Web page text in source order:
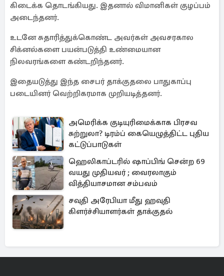
கிடைக்க தொடங்கியது. இதனால் விமானிகள் குழப்பம்
அடைந்தனர்.
உடனே சுதாரித்துக்கொண்ட அவர்கள் அவசரகால
சிக்னல்களை பயன்படுத்தி உண்மையான
நிலவரங்களை கண்டறிந்தனர்.
இதையடுத்து இந்த சைபர் தாக்குதலை பாதுகாப்பு
படையினர் வெற்றிகரமாக முறியடித்தனர்.
அமெரிக்க குடியுரிமைக்காக பிரசவ
சுற்றுலா? டிரம்ப் கையெழுத்திட்ட புதிய
கட்டுப்பாடுகள்
ஹெலிகாப்டரில் ஷாப்பிங் சென்ற 69
வயது முதியவர் ; வைரலாகும்
வித்தியாசமான சம்பவம்
சவுதி அரேபியா மீது ஹவுதி
கிளர்ச்சியாளர்கள் தாக்குதல்